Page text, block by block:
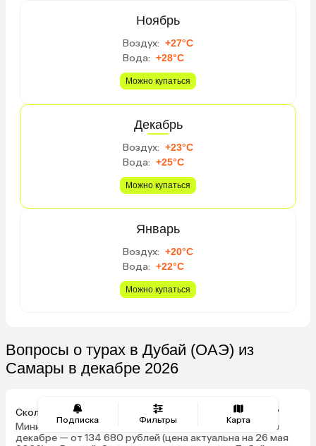
Подписка Фильтры Карта
Ноябрь
Воздух: +27°C
Вода: +28°C
Можно купаться
Декабрь
Воздух: +23°C
Вода: +25°C
Можно купаться
Январь
Воздух: +20°C
Вода: +22°C
Можно купаться
Вопросы о турах в Дубай (ОАЭ) из
Самары в декабре 2026
Сколько стоит путевка в Дубай из Самары в декабре?
Минимальная стоимость путевки на двоих взрослых в
декабре — от 134 680 рублей (цена актуальна на 26 мая